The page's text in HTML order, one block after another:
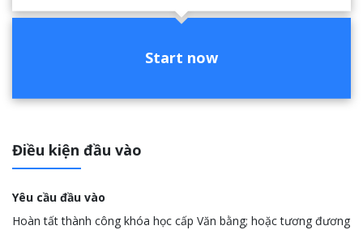
Start now
Điều kiện đầu vào
Yêu cầu đầu vào
Hoàn tất thành công khóa học cấp Văn bằng; hoặc tương đương